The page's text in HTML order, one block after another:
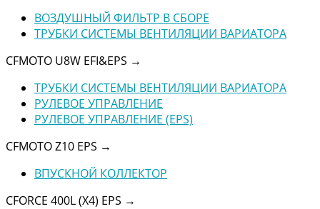
ВОЗДУШНЫЙ ФИЛЬТР В СБОРЕ
ТРУБКИ СИСТЕМЫ ВЕНТИЛЯЦИИ ВАРИАТОРА
CFMOTO U8W EFI&EPS →
ТРУБКИ СИСТЕМЫ ВЕНТИЛЯЦИИ ВАРИАТОРА
РУЛЕВОЕ УПРАВЛЕНИЕ
РУЛЕВОЕ УПРАВЛЕНИЕ (EPS)
CFMOTO Z10 EPS →
ВПУСКНОЙ КОЛЛЕКТОР
CFORCE 400L (X4) EPS →